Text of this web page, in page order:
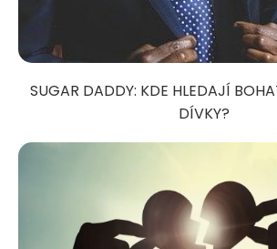
SUGAR DADDY: KDE HLEDAJÍ
DÍVKY?